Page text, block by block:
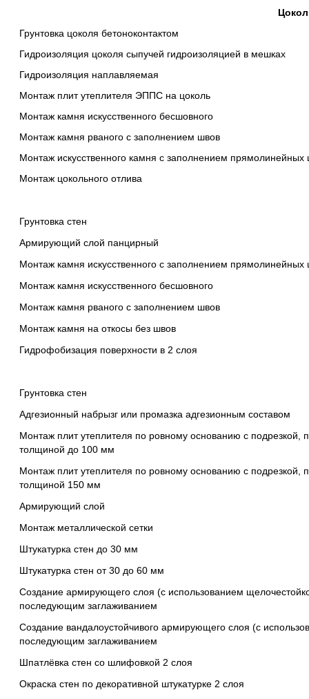
Грунтовка цоколя бетоноконтактом
Гидроизоляция цоколя сыпучей гидроизоляцией в мешках
Гидроизоляция наплавляемая
Монтаж плит утеплителя ЭППС на цоколь
Монтаж камня искусственного беcшовного
Монтаж камня рваного с заполнением швов
Монтаж искусственного камня с заполнением прямолинейных
Монтаж цокольного отлива
Грунтовка стен
Армирующий слой панцирный
Монтаж камня искусственного с заполнением прямолинейных
Монтаж камня искусственного беcшовного
Монтаж камня рваного с заполнением швов
Монтаж камня на откосы без швов
Гидрофобизация поверхности в 2 слоя
Грунтовка стен
Адгезионный набрызг или промазка адгезионным составом
Монтаж плит утеплителя по ровному основанию с
толщиной до 100 мм
Монтаж плит утеплителя по ровному основанию с
толщиной 150 мм
Армирующий слой
Монтаж металлической сетки
Штукатурка стен до 30 мм
Штукатурка стен от 30 до 60 мм
Создание армирующего слоя (с использованием
последующим заглаживанием
Создание вандалоустойчивого армирующего слоя (с
последующим заглаживанием
Шпатлёвка стен со шлифовкой 2 слоя
Окраска стен по декоративной штукатурке 2 слоя